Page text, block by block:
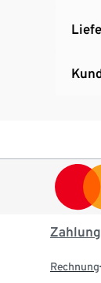
Zahlung
Rechnung